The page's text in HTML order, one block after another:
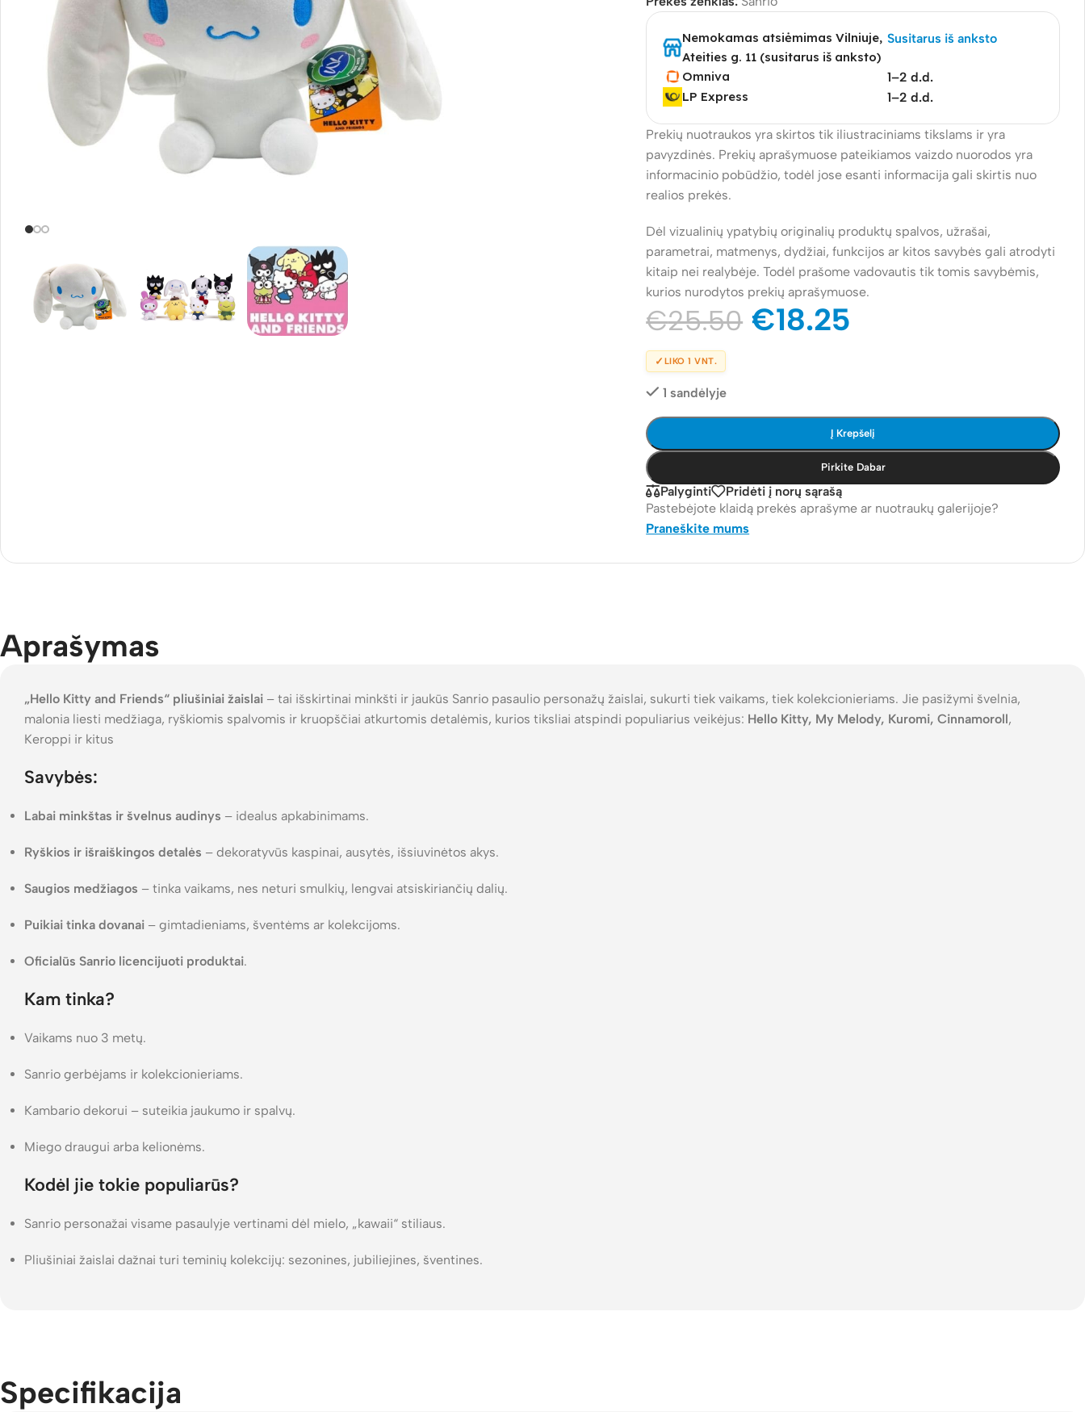
Nemokamas atsiėmimas Vilniuje,
Ateities g. 11 (susitarus iš anksto)
Susitarus iš anksto
Omniva
1–2 d.d.
LP Express
1–2 d.d.
Prekių nuotraukos yra skirtos tik iliustraciniams tikslams ir yra
pavyzdinės. Prekių aprašymuose pateikiamos vaizdo nuorodos yra
informacinio pobūdžio, todėl jose esanti informacija gali skirtis nuo
realios prekės.
Dėl vizualinių ypatybių originalių produktų spalvos, užrašai,
parametrai, matmenys, dydžiai, funkcijos ar kitos savybės gali atrodyti
kitaip nei realybėje. Todėl prašome vadovautis tik tomis savybėmis,
kurios nurodytos prekių aprašymuose.
€25.50 €18.25
✓ LIKO 1 VNT.
1 sandėlyje
Į Krepšelį
Pirkite Dabar
Palyginti
Pridėti į norų sąrašą
Pastebėjote klaidą prekės aprašyme ar nuotraukų galerijoje?
Praneškite mums
Aprašymas
„Hello Kitty and Friends“ pliušiniai žaislai – tai išskirtinai minkšti ir jaukūs Sanrio pasaulio personažų žaislai, sukurti tiek vaikams, tiek kolekcionieriams. Jie pasižymi švelnia,
malonia liesti medžiaga, ryškiomis spalvomis ir kruopščiai atkurtomis detalėmis, kurios tiksliai atspindi populiarius veikėjus: Hello Kitty, My Melody, Kuromi, Cinnamoroll,
Keroppi ir kitus
Savybės:
Labai minkštas ir švelnus audinys – idealus apkabinimams.
Ryškios ir išraiškingos detalės – dekoratyvūs kaspinai, ausytės, išsiuvinėtos akys.
Saugios medžiagos – tinka vaikams, nes neturi smulkių, lengvai atsiskiriančių dalių.
Puikiai tinka dovanai – gimtadieniams, šventėms ar kolekcijoms.
Oficialūs Sanrio licencijuoti produktai.
Kam tinka?
Vaikams nuo 3 metų.
Sanrio gerbėjams ir kolekcionieriams.
Kambario dekorui – suteikia jaukumo ir spalvų.
Miego draugui arba kelionėms.
Kodėl jie tokie populiarūs?
Sanrio personažai visame pasaulyje vertinami dėl mielo, „kawaii“ stiliaus.
Pliušiniai žaislai dažnai turi teminių kolekcijų: sezonines, jubiliejines, šventines.
Specifikacija